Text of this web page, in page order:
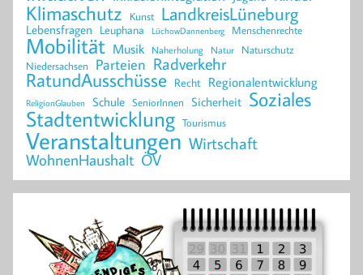
Klimaschutz Kunst LandkreisLüneburg
Lebensfragen Leuphana LüchowDannenberg Menschenrechte
Mobilität Musik Naherholung Natur Naturschutz
Niedersachsen Parteien Radverkehr
RatundAusschüsse Recht Regionalentwicklung
ReligionGlauben Schule SeniorInnen Sicherheit Soziales
Stadtentwicklung Tourismus
Veranstaltungen Wirtschaft
WohnenHaushalt ÖV